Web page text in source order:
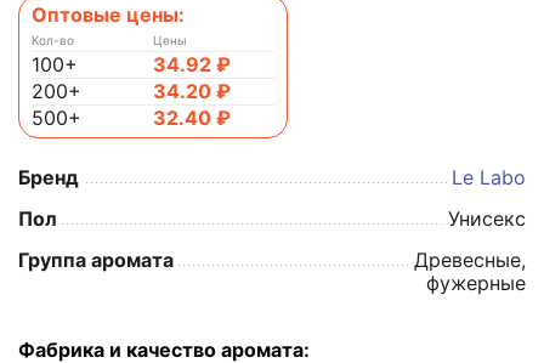
Оптовые цены:
Кол-во
100+
200+
500+
Цены
34.92 ₽
34.20 ₽
32.40 ₽
Бренд
Le Labo
Пол
Унисекс
Группа аромата
Древесные,
фужерные
Фабрика и качество аромата: